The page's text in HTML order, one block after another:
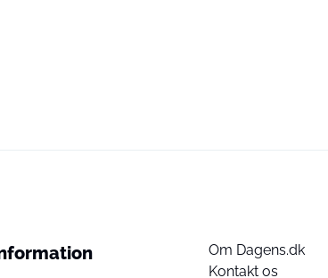
Om Dagens.dk
Kontakt os